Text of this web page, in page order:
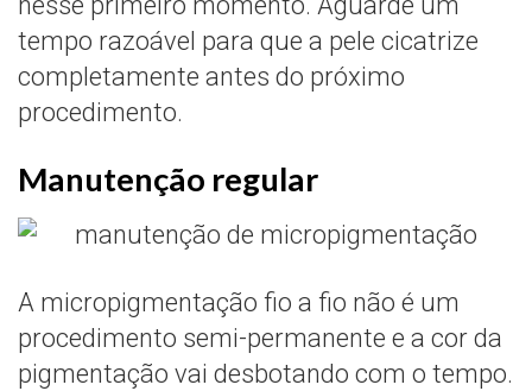
tempo razoável para que a pele cicatrize
completamente antes do próximo
procedimento.
Manutenção regular
A micropigmentação fio a fio não é um
procedimento semi-permanente e a cor da
pigmentação vai desbotando com o tempo.